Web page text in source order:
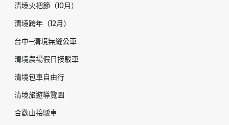
清境火把節（10月）
清境跨年（12月）
台中─清境無縫公車
清境農場假日接駁車
清境包車自由行
清境旅遊導覽圖
合歡山接駁車